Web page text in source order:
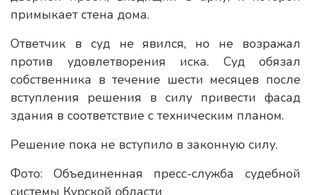
примыкает стена дома.
Ответчик в суд не явился, но не возражал
против удовлетворения иска. Суд обязал
собственника в течение шести месяцев после
вступления решения в силу привести фасад
здания в соответствие с техническим планом.
Решение пока не вступило в законную силу.
Фото: Объединенная пресс-служба судебной
системы Курской области